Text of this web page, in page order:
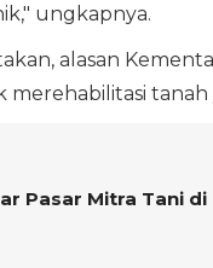
ungkapnya.
alasan
tanah
Pasar Mitra Tani